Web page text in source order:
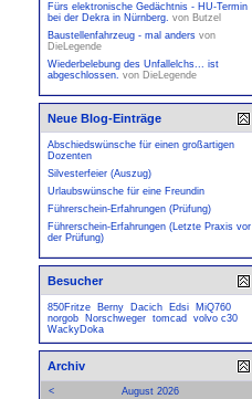
Fürs elektronische Gedächtnis - HU-Termin
bei der Dekra in Nürnberg. von Butzel
Baustellenfahrzeug - mal anders von
DieLegende
Wiederbelebung des Unfallelchs... ist
abgeschlossen. von DieLegende
Neue Blog-Einträge
Abschiedswünsche für einen großartigen
Dozenten
Silvesterfeier (Auszug)
Urlaubswünsche für eine Freundin
Führerschein-Erfahrungen (Prüfung)
Führerschein-Erfahrungen (Letzte Praxis vor
der Prüfung)
Besucher
850Fritze Berny Dacich Edsi
MiQ760
norgob
Norschweger tomcad
volvo c30
WackyDoka
Archiv
<
August 2026